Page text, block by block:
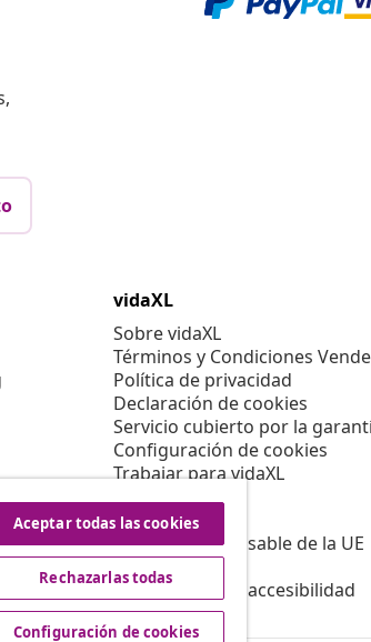
vidaXL
Sobre vidaXL
Términos y Condiciones
Política de privacidad
Declaración de cookies
Servicio cubierto por la
Configuración de cookies
Trabajar para vidaXL
Aviso legal
Seguridad
Persona responsable de la UE
Política de EPR
Información de accesibilidad
Aceptar todas las cookies
Rechazarlas todas
Configuración de cookies